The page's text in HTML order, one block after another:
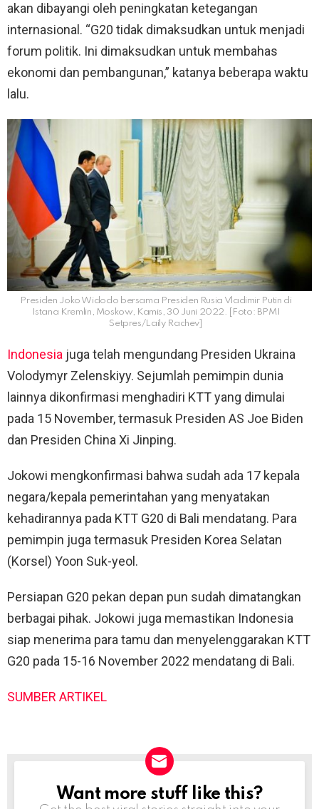
akan dibayangi oleh peningkatan ketegangan
internasional. “G20 tidak dimaksudkan untuk menjadi
forum politik. Ini dimaksudkan untuk membahas
ekonomi dan pembangunan,” katanya beberapa waktu
lalu.
Presiden Joko Widodo bersama Presiden Rusia Vladimir Putin di
Istana Kremlin, Moskow, Kamis, 30 Juni 2022. [Foto: BPMI
Setpres/Laily Rachev]
Indonesia juga telah mengundang Presiden Ukraina
Volodymyr Zelenskiyy. Sejumlah pemimpin dunia
lainnya dikonfirmasi menghadiri KTT yang dimulai
pada 15 November, termasuk Presiden AS Joe Biden
dan Presiden China Xi Jinping.
Jokowi mengkonfirmasi bahwa sudah ada 17 kepala
negara/kepala pemerintahan yang menyatakan
kehadirannya pada KTT G20 di Bali mendatang. Para
pemimpin juga termasuk Presiden Korea Selatan
(Korsel) Yoon Suk-yeol.
Persiapan G20 pekan depan pun sudah dimatangkan
berbagai pihak. Jokowi juga memastikan Indonesia
siap menerima para tamu dan menyelenggarakan KTT
G20 pada 15-16 November 2022 mendatang di Bali.
SUMBER ARTIKEL
NEWSLETTER
Want more stuff like this?